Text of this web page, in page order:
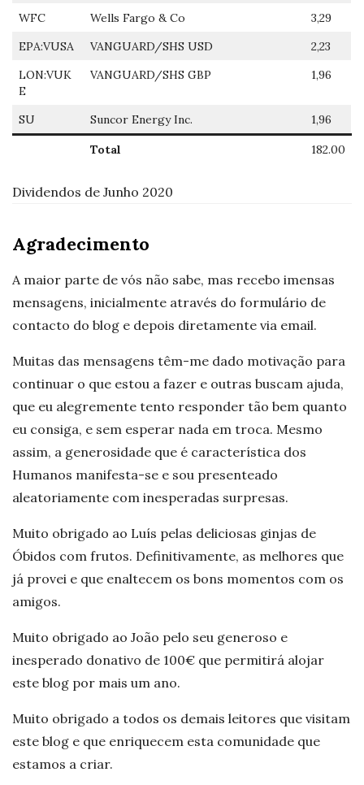
WFC Wells Fargo & Co
3,29
EPA:VUSA
VANGUARD/SHS USD
2,23
LON:VUK
E
VANGUARD/SHS GBP 1,96
SU Suncor Energy Inc. 1,96
Total 182.00
Dividendos de Junho 2020
Agradecimento
A maior parte de vós não sabe, mas recebo imensas
mensagens, inicialmente através do formulário de
contacto do blog e depois diretamente via email.
Muitas das mensagens têm-me dado motivação para
continuar o que estou a fazer e outras buscam ajuda,
que eu alegremente tento responder tão bem quanto
eu consiga, e sem esperar nada em troca. Mesmo
assim, a generosidade que é característica dos
Humanos manifesta-se e sou presenteado
aleatoriamente com inesperadas surpresas.
Muito obrigado ao Luís pelas deliciosas ginjas de
Óbidos com frutos. Definitivamente, as melhores que
já provei e que enaltecem os bons momentos com os
amigos.
Muito obrigado ao João pelo seu generoso e
inesperado donativo de 100€ que permitirá alojar
este blog por mais um ano.
Muito obrigado a todos os demais leitores que visitam
este blog e que enriquecem esta comunidade que
estamos a criar.